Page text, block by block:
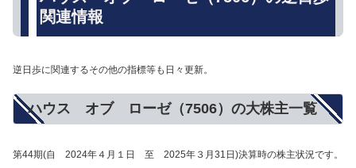
関連情報
逆日歩に関連するその他の指標等も日々更新。
ハウス オブ ローゼ（7506）の大株主一覧
第44期(自 2024年４月１日 至 2025年３月31日)決算時の株主状況です。